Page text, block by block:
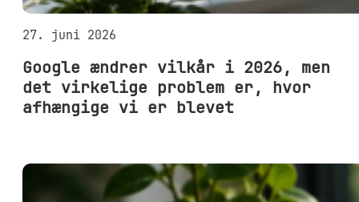
27. juni 2026
Google ændrer vilkår i 2026, men
det virkelige problem er, hvor
afhængige vi er blevet